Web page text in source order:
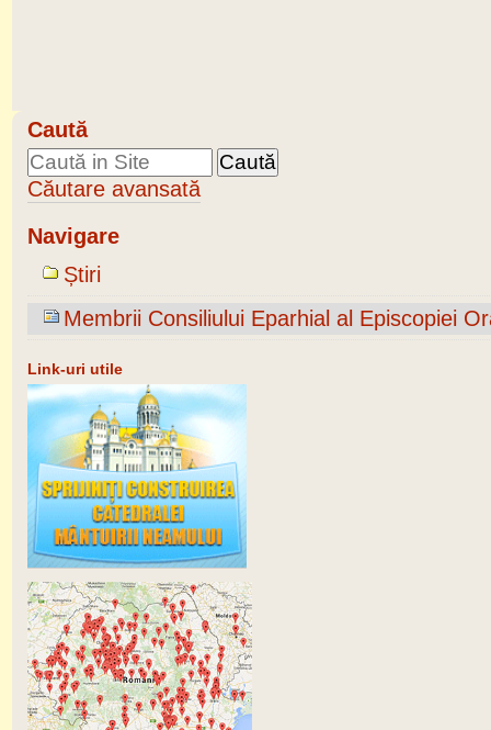
Caută
Căutare avansată
Navigare
Știri
Membrii Consiliului Eparhial al Episcopiei
Link-uri utile